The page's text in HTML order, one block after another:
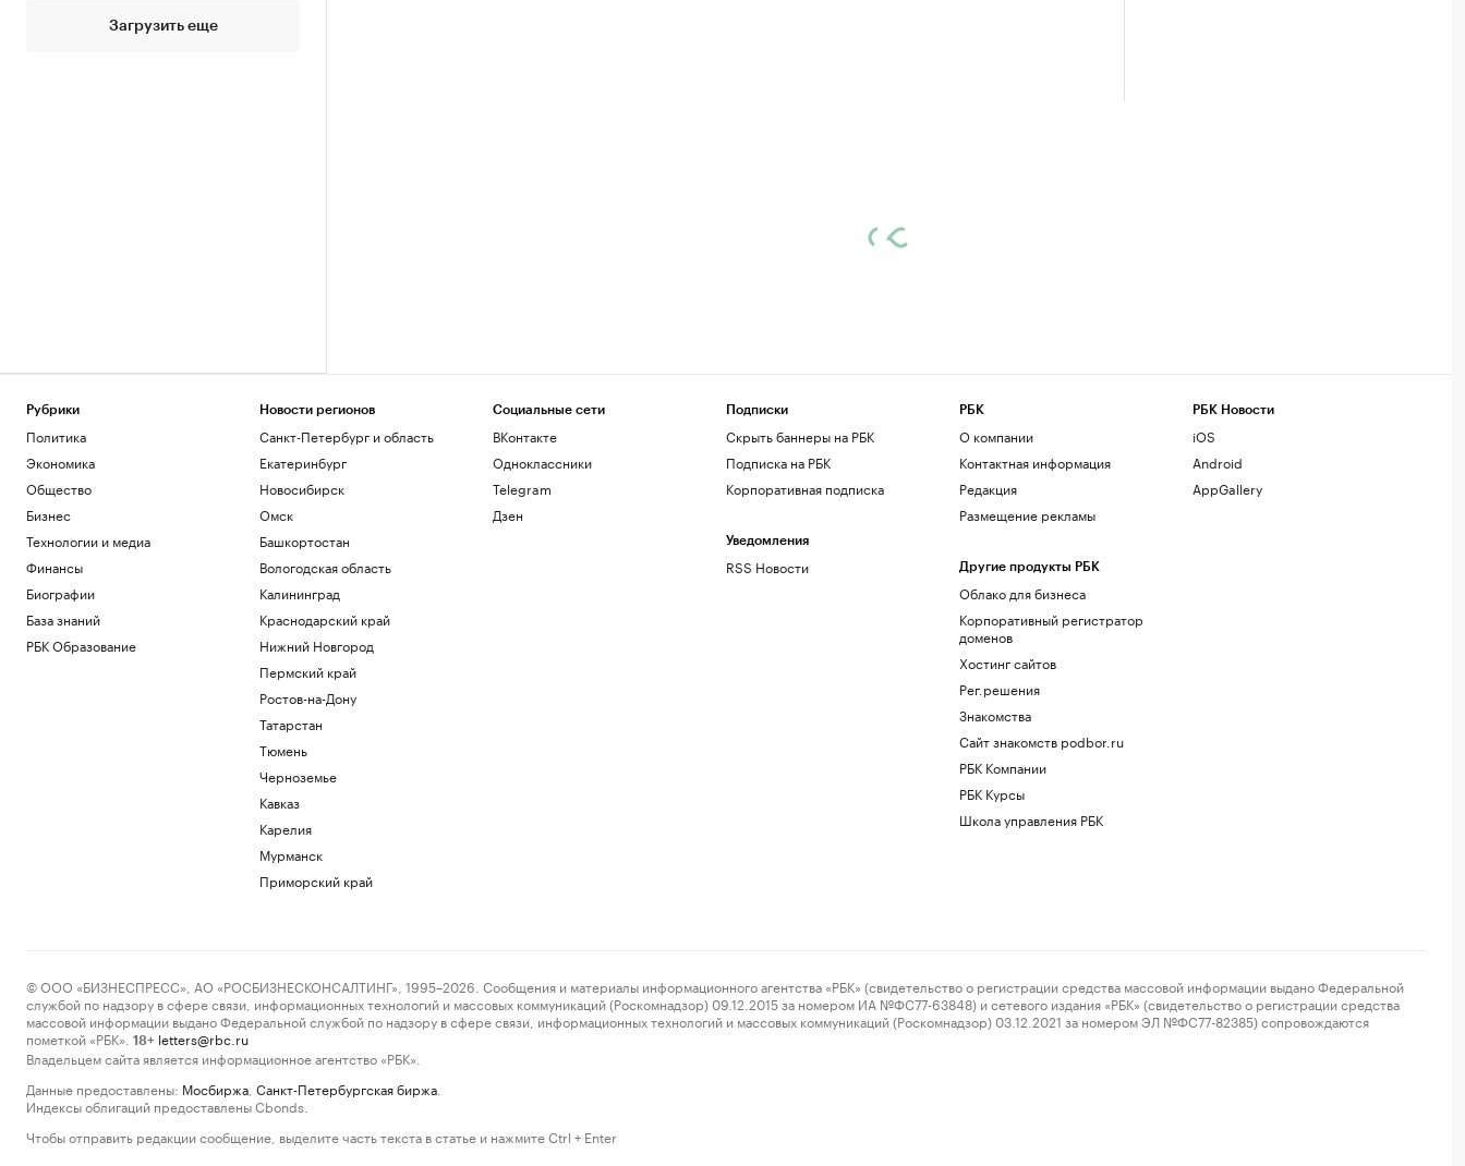
Загрузить еще
Рубрики
Политика
Экономика
Общество
Бизнес
Технологии и медиа
Финансы
Биографии
База знаний
РБК Образование
Новости регионов
Санкт-Петербург и область
Екатеринбург
Новосибирск
Омск
Башкортостан
Вологодская область
Калининград
Краснодарский край
Нижний Новгород
Пермский край
Ростов-на-Дону
Татарстан
Тюмень
Черноземье
Кавказ
Карелия
Мурманск
Приморский край
Социальные сети
ВКонтакте
Одноклассники
Telegram
Дзен
Подписки
Скрыть баннеры на РБК
Подписка на РБК
Корпоративная подписка
Уведомления
RSS Новости
РБК
О компании
Контактная информация
Редакция
Размещение рекламы
Другие продукты РБК
Облако для бизнеса
Корпоративный регистратор
доменов
Хостинг сайтов
Рег.решения
Знакомства
Сайт знакомств podbor.ru
РБК Компании
РБК Курсы
Школа управления РБК
РБК Новости
iOS
Android
AppGallery
© ООО «БИЗНЕСПРЕСС», АО «РОСБИЗНЕСКОНСАЛТИНГ», 1995–2026. Сообщения и материалы информационного агентства «РБК» (свидетельство о регистрации средства массовой информации выдано Федеральной
службой по надзору в сфере связи, информационных технологий и массовых коммуникаций (Роскомнадзор) 09.12.2015 за номером ИА №ФС77-63848) и сетевого издания «РБК» (свидетельство о регистрации средства
массовой информации выдано Федеральной службой по надзору в сфере связи, информационных технологий и массовых коммуникаций (Роскомнадзор) 03.12.2021 за номером ЭЛ №ФС77-82385) сопровождаются
пометкой «РБК».
18+ letters@rbc.ru
Владельцем сайта является информационное агентство «РБК».
Данные предоставлены: Мосбиржа Санкт-Петербургская биржа
Индексы облигаций предоставлены Cbonds.
Чтобы отправить редакции сообщение, выделите часть текста в статье и нажмите Ctrl + Enter